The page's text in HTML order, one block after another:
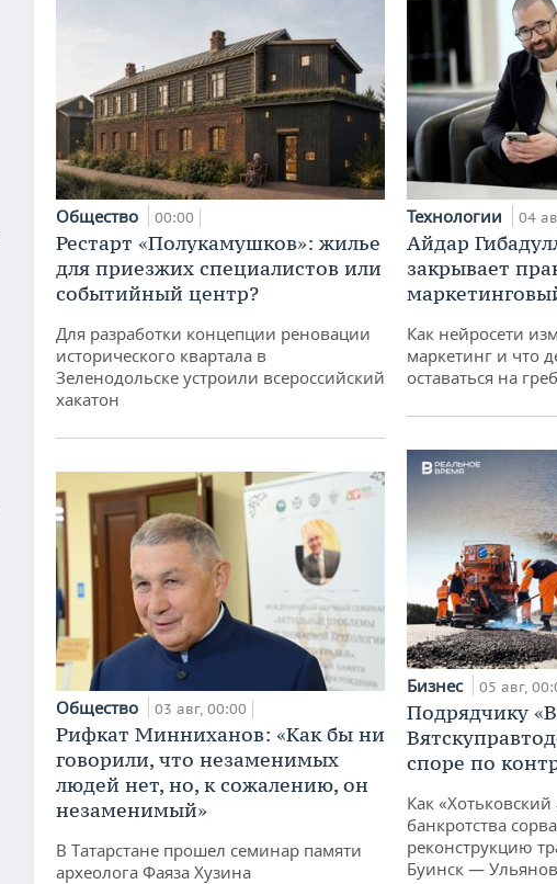
Общество 00:00
Рестарт «Полукамушков»: жилье
для приезжих специалистов или
событийный центр?
Для разработки концепции реновации
исторического квартала в
Зеленодольске устроили всероссийский
хакатон
Общество 03 авг, 00:00
Рифкат Минниханов: «Как бы ни
говорили, что незаменимых
людей нет, но, к сожалению, он
незаменимый»
В Татарстане прошел семинар памяти
археолога Фаяза Хузина
Технологии 04
Айдар
закрывает
Как нейросети
маркетинг и что
оставаться на
Бизнес 05 авг,
Подрядчику
споре по
Как
банкротства
реконструкцию
Буинск —